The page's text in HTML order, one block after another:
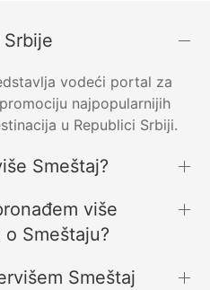
Srbije
vodeći portal za
najpopularnijih
u Republici Srbiji.
Smeštaj?
više
Smeštaju?
Smeštaj